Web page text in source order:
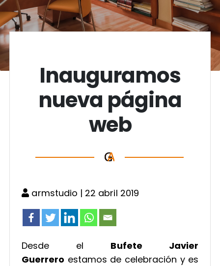
Inauguramos
nueva página
web
armstudio | 22 abril 2019
Desde el Bufete Javier
Guerrero estamos de celebración y es